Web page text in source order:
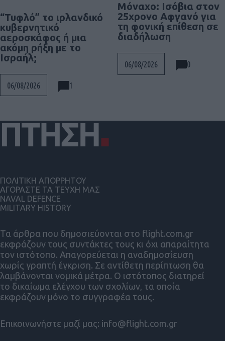
“Τυφλό” το ιρλανδικό
κυβερνητικό
αεροσκάφος ή μια
ακόμη ρήξη με το
Ισραήλ;
06/08/2026 1
Μόναχο: Ισόβια στον
25χρονο Αφγανό για
τη φονική επίθεση σε
διαδήλωση
06/08/2026 0
Τα άρθρα που δημοσιεύονται στο flight.com.gr
εκφράζουν τους συντάκτες τους κι όχι απαραίτητα
τον ιστότοπο. Απαγορεύεται η αναδημοσίευση
χωρίς γραπτή έγκριση. Σε αντίθετη περίπτωση θα
λαμβάνονται νομικά μέτρα. Ο ιστότοπος διατηρεί
το δικαίωμα ελέγχου των σχολίων, τα οποία
εκφράζουν μόνο το συγγραφέα τους.
Επικοινωνήστε μαζί μας: info@flight.com.gr
ΠΟΛΙΤΙΚΗ ΑΠΟΡΡΗΤΟΥ
ΑΓΟΡΑΣΤΕ ΤΑ ΤΕΥΧΗ ΜΑΣ
NAVAL DEFENCE
MILITARY HISTORY